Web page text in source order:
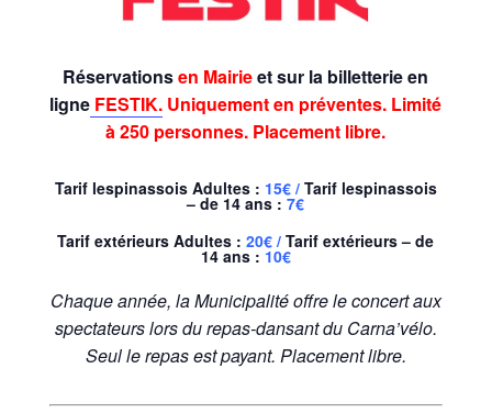
Réservationsen Mairieet sur la billetterie en
ligne FESTIK. Uniquement en préventes. Limité
à 250 personnes. Placement libre.
Tarif lespinassois Adultes : 15€ / Tarif lespinassois
– de 14 ans :7€
Tarif extérieurs Adultes :20€ /Tarif extérieurs – de
14 ans : 10€
Chaque année, la Municipalité offre le concert aux
spectateurs lors du repas-dansant du Carna’vélo.
Seul le repas est payant. Placement libre.